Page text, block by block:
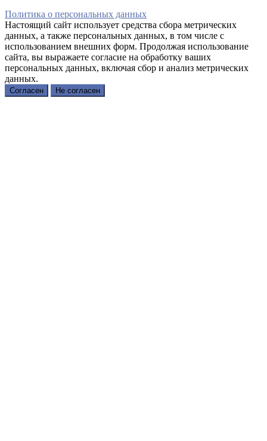
Политика о персональных данных
Настоящий сайт использует средства сбора метрических
данных, а также персональных данных, в том числе с
использованием внешних форм. Продолжая использование
сайта, вы выражаете согласие на обработку ваших
персональных данных, включая сбор и анализ метрических
данных.
Согласен Не согласен